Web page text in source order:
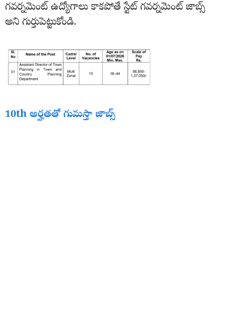
గవర్నమెంట్ ఉద్యోగాలు కాకపోతే స్టేట్ గవర్నమెంట్ జాబ్స్
అని గుర్తుపెట్టుకోండి.
10th అర్హతతో గుమస్తా జాబ్స్